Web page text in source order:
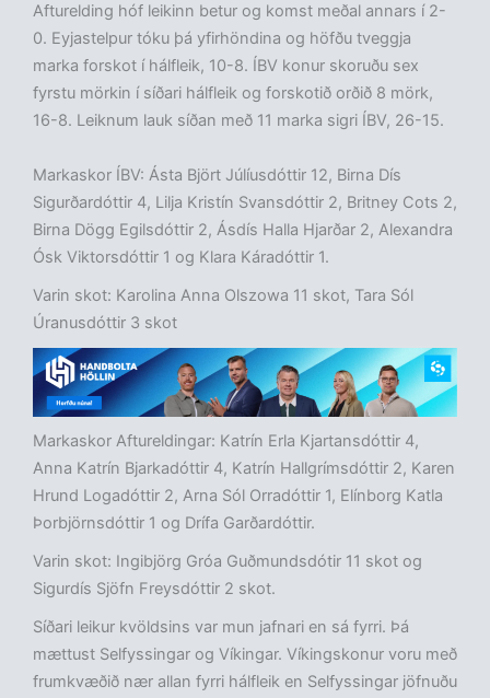
Afturelding hóf leikinn betur og komst meðal annars í 2-
0. Eyjastelpur tóku þá yfirhöndina og höfðu tveggja
marka forskot í hálfleik, 10-8. ÍBV konur skoruðu sex
fyrstu mörkin í síðari hálfleik og forskotið orðið 8 mörk,
16-8. Leiknum lauk síðan með 11 marka sigri ÍBV, 26-15.
Markaskor ÍBV: Ásta Björt Júlíusdóttir 12, Birna Dís
Sigurðardóttir 4, Lilja Kristín Svansdóttir 2, Britney Cots 2,
Birna Dögg Egilsdóttir 2, Ásdís Halla Hjarðar 2, Alexandra
Ósk Viktorsdóttir 1 og Klara Káradóttir 1.
Varin skot: Karolina Anna Olszowa 11 skot, Tara Sól
Úranusdóttir 3 skot
Markaskor Aftureldingar: Katrín Erla Kjartansdóttir 4,
Anna Katrín Bjarkadóttir 4, Katrín Hallgrímsdóttir 2, Karen
Hrund Logadóttir 2, Arna Sól Orradóttir 1, Elínborg Katla
Þorbjörnsdóttir 1 og Drífa Garðardóttir.
Varin skot: Ingibjörg Gróa Guðmundsdótir 11 skot og
Sigurdís Sjöfn Freysdóttir 2 skot.
Síðari leikur kvöldsins var mun jafnari en sá fyrri. Þá
mættust Selfyssingar og Víkingar. Víkingskonur voru með
frumkvæðið nær allan fyrri hálfleik en Selfyssingar jöfnuðu